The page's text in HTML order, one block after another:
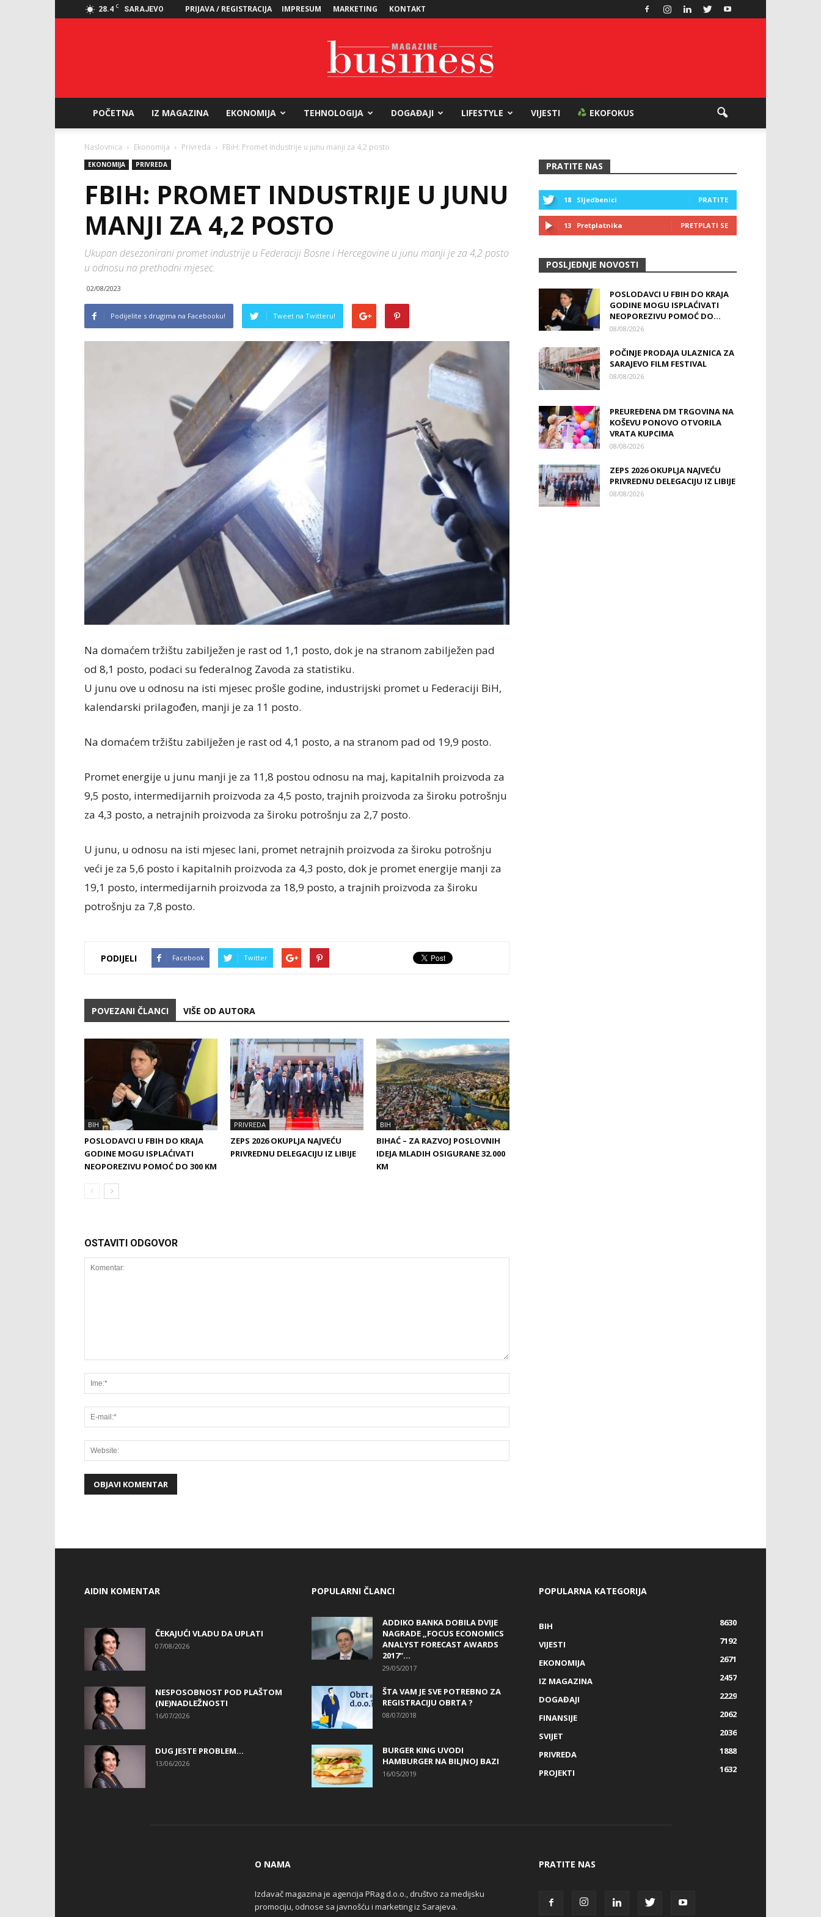
28.4 C SARAJEVO PRIJAVA / REGISTRACIJA IMPRESUM MARKETING KONTAKT
Magazine
POČETNA IZ MAGAZINA EKONOMIJA TEHNOLOGIJA DOGAĐAJI LIFESTYLE VIJESTI EKOFOKUS
Naslovnica Ekonomija Privreda FBiH: Promet industrije u junu manji za 4,2 posto
EKONOMIJA PRIVREDA
FBIH: PROMET INDUSTRIJE U JUNU
MANJI ZA 4,2 POSTO
Ukupan desezonirani promet industrije u Federaciji Bosne i Hercegovine u junu manji je za 4,2 posto
u odnosu na prethodni mjesec.
02/08/2023
Podijelite s drugima na Facebooku! Tweet na Twitteru!
Na domaćem tržištu zabilježen je rast od 1,1 posto, dok je na stranom zabilježen pad
od 8,1 posto, podaci su federalnog Zavoda za statistiku.
U junu ove u odnosu na isti mjesec prošle godine, industrijski promet u Federaciji BiH,
kalendarski prilagođen, manji je za 11 posto.
Na domaćem tržištu zabilježen je rast od 4,1 posto, a na stranom pad od 19,9 posto.
Promet energije u junu manji je za 11,8 postou odnosu na maj, kapitalnih proizvoda za
9,5 posto, intermedijarnih proizvoda za 4,5 posto, trajnih proizvoda za široku potrošnju
za 4,3 posto, a netrajnih proizvoda za široku potrošnju za 2,7 posto.
U junu, u odnosu na isti mjesec lani, promet netrajnih proizvoda za široku potrošnju
veći je za 5,6 posto i kapitalnih proizvoda za 4,3 posto, dok je promet energije manji za
19,1 posto, intermedijarnih proizvoda za 18,9 posto, a trajnih proizvoda za široku
potrošnju za 7,8 posto.
PODIJELI Facebook Twitter
POVEZANI ČLANCI VIŠE OD AUTORA
BIH
POSLODAVCI U FBIH DO KRAJA
GODINE MOGU ISPLAĆIVATI
NEOPOREZIVU POMOĆ DO 300 KM
PRIVREDA
ZEPS 2026 OKUPLJA NAJVEĆU
PRIVREDNU DELEGACIJU IZ LIBIJE
BIH
BIHAĆ – ZA RAZVOJ POSLOVNIH
IDEJA MLADIH OSIGURANE 32.000
KM
OSTAVITI ODGOVOR
PRATITE NAS
18 Sljedbenici PRATITE
13 Pretplatnika PRETPLATI SE
POSLJEDNJE NOVOSTI
POSLODAVCI U FBIH DO KRAJA
GODINE MOGU ISPLAĆIVATI
NEOPOREZIVU POMOĆ DO...
08/08/2026
POČINJE PRODAJA ULAZNICA ZA
SARAJEVO FILM FESTIVAL
08/08/2026
PREUREĐENA DM TRGOVINA NA
KOŠEVU PONOVO OTVORILA
VRATA KUPCIMA
08/08/2026
ZEPS 2026 OKUPLJA NAJVEĆU
PRIVREDNU DELEGACIJU IZ LIBIJE
08/08/2026
AIDIN KOMENTAR
ČEKAJUĆI VLADU DA UPLATI
07/08/2026
NESPOSOBNOST POD PLAŠTOM
(NE)NADLEŽNOSTI
16/07/2026
DUG JESTE PROBLEM…
13/06/2026
POPULARNI ČLANCI
ADDIKO BANKA DOBILA DVIJE
NAGRADE „FOCUS ECONOMICS
ANALYST FORECAST AWARDS
2017“...
29/05/2017
ŠTA VAM JE SVE POTREBNO ZA
REGISTRACIJU OBRTA ?
08/07/2018
BURGER KING UVODI
HAMBURGER NA BILJNOJ BAZI
16/05/2019
POPULARNA KATEGORIJA
BIH
8630
VIJESTI
7192
EKONOMIJA
2671
IZ MAGAZINA
2457
DOGAĐAJI
2229
FINANSIJE
2062
SVIJET
2036
PRIVREDA
1888
PROJEKTI
1632
O NAMA
Izdavač magazina je agencija PRag d.o.o., društvo za medijsku
promociju, odnose sa javnošću i marketing iz Sarajeva.
PRATITE NAS